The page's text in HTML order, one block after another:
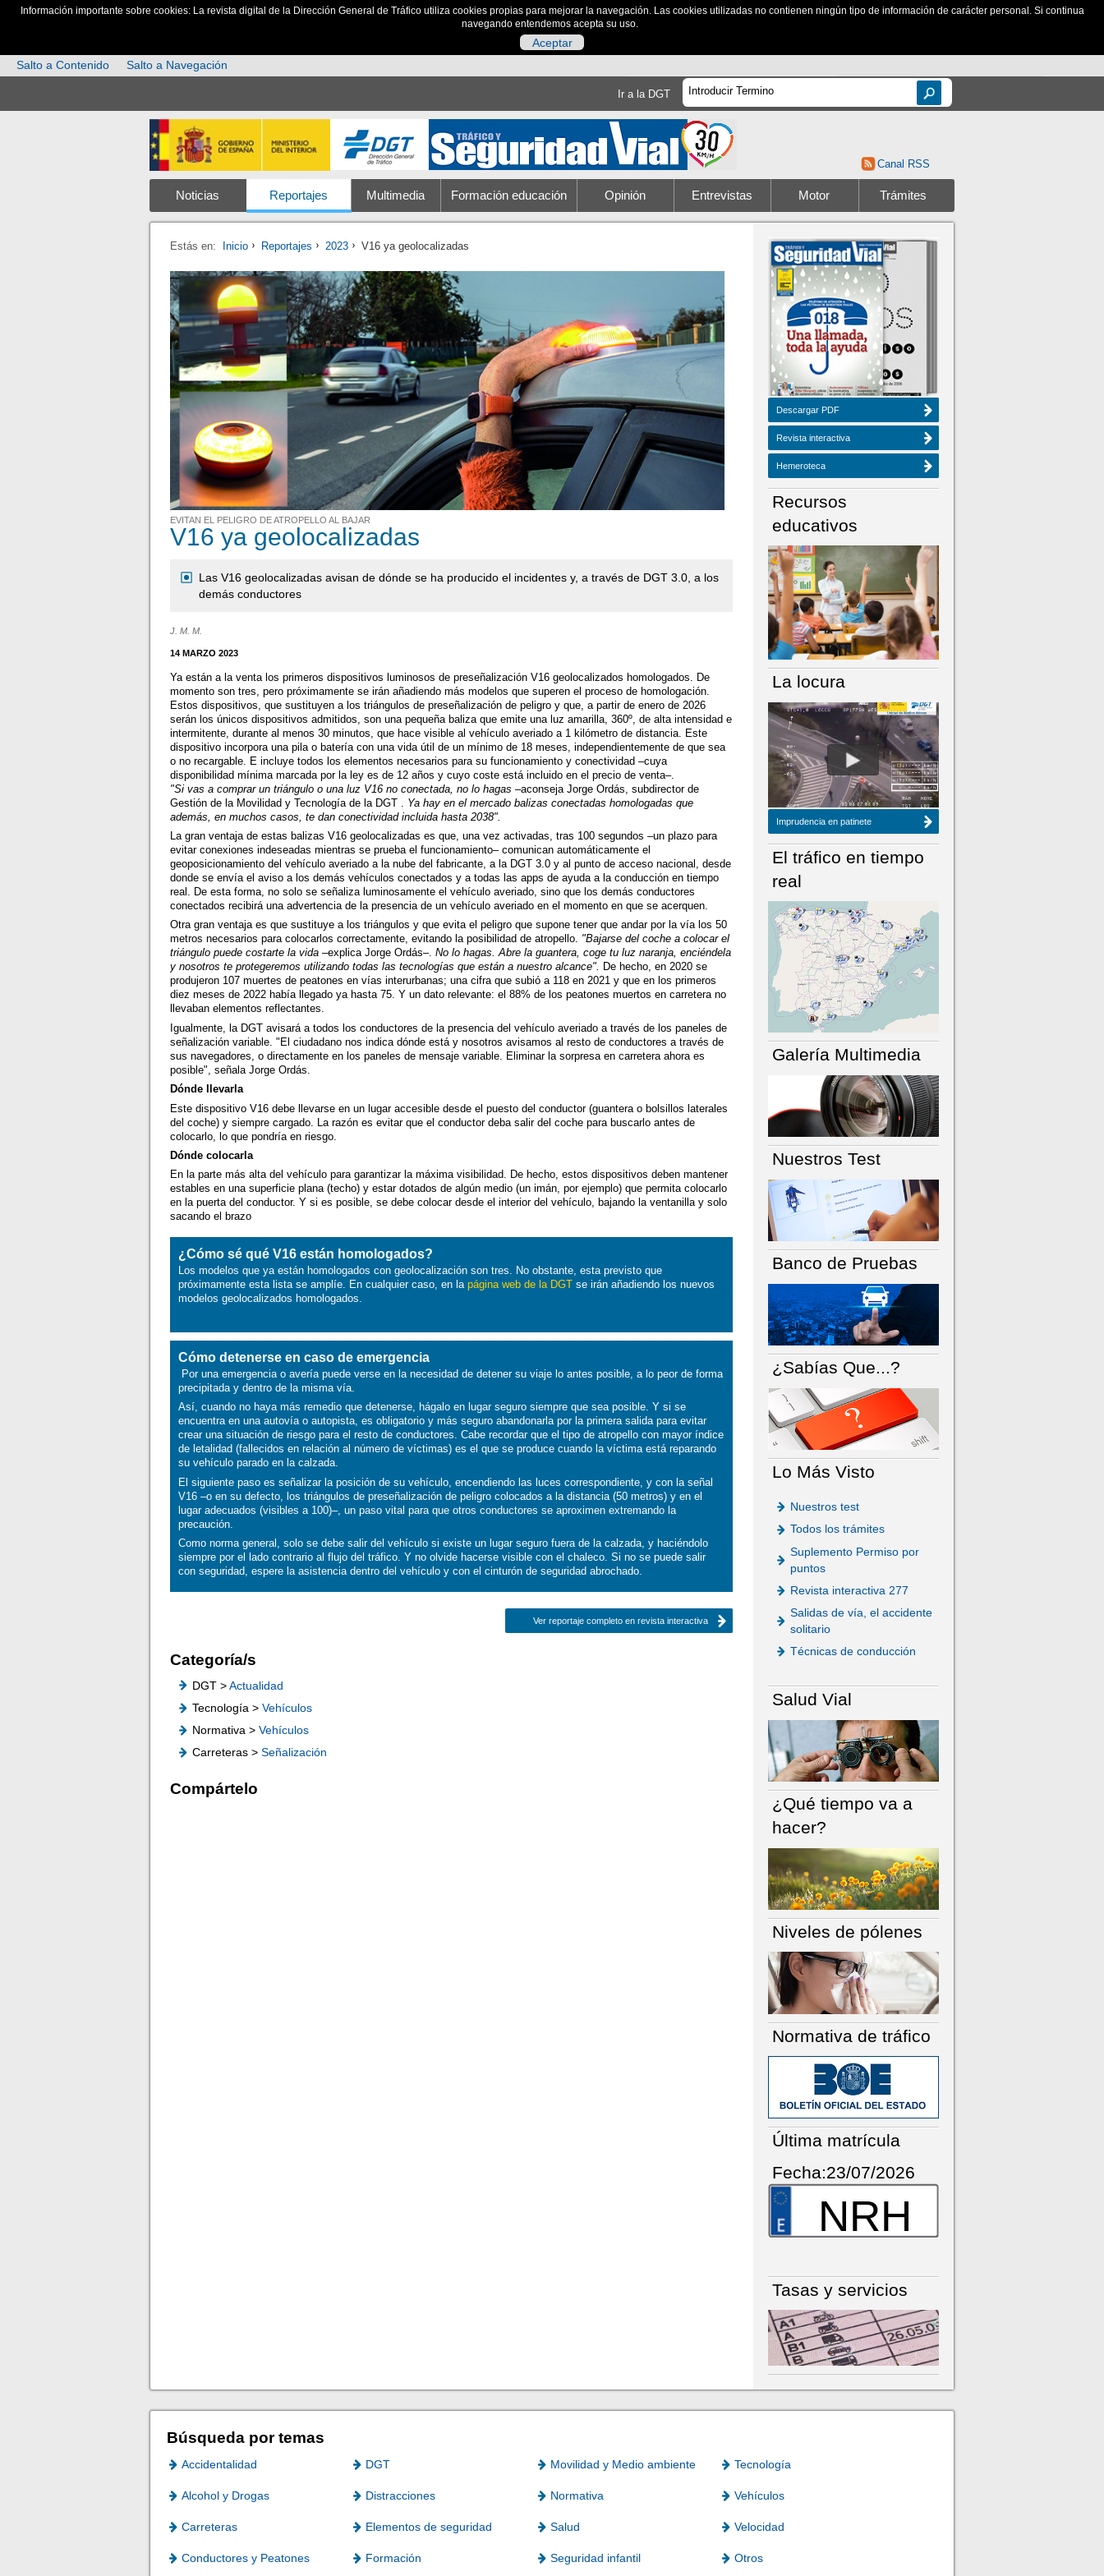
Información importante sobre cookies: La revista digital de la Dirección General de Tráfico utiliza cookies propias para mejorar la navegación. Las cookies utilizadas no contienen ningún tipo de información de carácter personal. Si continua
navegando entendemos acepta su uso.
Aceptar
Salto a Contenido
Salto a Navegación
Ir a la DGT
Canal RSS
Noticias Reportajes Multimedia Formación educación Opinión Entrevistas Motor Trámites
Estás en: Inicio Reportajes 2023 V16 ya geolocalizadas
EVITAN EL PELIGRO DE ATROPELLO AL BAJAR
V16 ya geolocalizadas
Las V16 geolocalizadas avisan de dónde se ha producido el incidentes y, a través de DGT 3.0, a los
demás conductores
J. M. M.
14 MARZO 2023
Ya están a la venta los primeros dispositivos luminosos de preseñalización V16 geolocalizados homologados. De
momento son tres, pero próximamente se irán añadiendo más modelos que superen el proceso de homologación.
Estos dispositivos, que sustituyen a los triángulos de preseñalización de peligro y que, a partir de enero de 2026
serán los únicos dispositivos admitidos, son una pequeña baliza que emite una luz amarilla, 360º, de alta intensidad e
intermitente, durante al menos 30 minutos, que hace visible al vehículo averiado a 1 kilómetro de distancia. Este
dispositivo incorpora una pila o batería con una vida útil de un mínimo de 18 meses, independientemente de que sea
o no recargable. E incluye todos los elementos necesarios para su funcionamiento y conectividad –cuya
disponibilidad mínima marcada por la ley es de 12 años y cuyo coste está incluido en el precio de venta–.
"Si vas a comprar un triángulo o una luz V16 no conectada, no lo hagas –aconseja Jorge Ordás, subdirector de
Gestión de la Movilidad y Tecnología de la DGT . Ya hay en el mercado balizas conectadas homologadas que
además, en muchos casos, te dan conectividad incluida hasta 2038".
La gran ventaja de estas balizas V16 geolocalizadas es que, una vez activadas, tras 100 segundos –un plazo para
evitar conexiones indeseadas mientras se prueba el funcionamiento– comunican automáticamente el
geoposicionamiento del vehículo averiado a la nube del fabricante, a la DGT 3.0 y al punto de acceso nacional, desde
donde se envía el aviso a los demás vehículos conectados y a todas las apps de ayuda a la conducción en tiempo
real. De esta forma, no solo se señaliza luminosamente el vehículo averiado, sino que los demás conductores
conectados recibirá una advertencia de la presencia de un vehículo averiado en el momento en que se acerquen.
Otra gran ventaja es que sustituye a los triángulos y que evita el peligro que supone tener que andar por la vía los 50
metros necesarios para colocarlos correctamente, evitando la posibilidad de atropello. "Bajarse del coche a colocar el
triángulo puede costarte la vida –explica Jorge Ordás–.No lo hagas. Abre la guantera, coge tu luz naranja, enciéndela
y nosotros te protegeremos utilizando todas las tecnologías que están a nuestro alcance". De hecho, en 2020 se
produjeron 107 muertes de peatones en vías interurbanas; una cifra que subió a 118 en 2021 y que en los primeros
diez meses de 2022 había llegado ya hasta 75. Y un dato relevante: el 88% de los peatones muertos en carretera no
llevaban elementos reflectantes.
Igualmente, la DGT avisará a todos los conductores de la presencia del vehículo averiado a través de los paneles de
señalización variable. "El ciudadano nos indica dónde está y nosotros avisamos al resto de conductores a través de
sus navegadores, o directamente en los paneles de mensaje variable. Eliminar la sorpresa en carretera ahora es
posible", señala Jorge Ordás.
Dónde llevarla
Este dispositivo V16 debe llevarse en un lugar accesible desde el puesto del conductor (guantera o bolsillos laterales
del coche) y siempre cargado. La razón es evitar que el conductor deba salir del coche para buscarlo antes de
colocarlo, lo que pondría en riesgo.
Dónde colocarla
En la parte más alta del vehículo para garantizar la máxima visibilidad. De hecho, estos dispositivos deben mantener
estables en una superficie plana (techo) y estar dotados de algún medio (un imán, por ejemplo) que permita colocarlo
en la puerta del conductor. Y si es posible, se debe colocar desde el interior del vehículo, bajando la ventanilla y solo
sacando el brazo
¿Cómo sé qué V16 están homologados?
Los modelos que ya están homologados con geolocalización son tres. No obstante, esta previsto que
próximamente esta lista se amplíe. En cualquier caso, en lapágina web de la DGT se irán añadiendo los nuevos
modelos geolocalizados homologados.
Cómo detenerse en caso de emergencia
Por una emergencia o avería puede verse en la necesidad de detener su viaje lo antes posible, a lo peor de forma
precipitada y dentro de la misma vía.
Así, cuando no haya más remedio que detenerse, hágalo en lugar seguro siempre que sea posible. Y si se
encuentra en una autovía o autopista, es obligatorio y más seguro abandonarla por la primera salida para evitar
crear una situación de riesgo para el resto de conductores. Cabe recordar que el tipo de atropello con mayor índice
de letalidad (fallecidos en relación al número de víctimas) es el que se produce cuando la víctima está reparando
su vehículo parado en la calzada.
El siguiente paso es señalizar la posición de su vehículo, encendiendo las luces correspondiente, y con la señal
V16 –o en su defecto, los triángulos de preseñalización de peligro colocados a la distancia (50 metros) y en el
lugar adecuados (visibles a 100)–, un paso vital para que otros conductores se aproximen extremando la
precaución.
Como norma general, solo se debe salir del vehículo si existe un lugar seguro fuera de la calzada, y haciéndolo
siempre por el lado contrario al flujo del tráfico. Y no olvide hacerse visible con el chaleco. Si no se puede salir
con seguridad, espere la asistencia dentro del vehículo y con el cinturón de seguridad abrochado.
Ver reportaje completo en revista interactiva
Categoría/s
DGT >Actualidad
Tecnología >Vehículos
Normativa >Vehículos
Carreteras >Señalización
Compártelo
NÚMERO ACTUAL HEMEROTECA
Descargar PDF
Revista interactiva
Hemeroteca
Recursos
educativos
La locura
Imprudencia en patinete
El tráfico en tiempo
real
Galería Multimedia
Nuestros Test
Banco de Pruebas
¿Sabías Que...?
Lo Más Visto
Nuestros test
Todos los trámites
Suplemento Permiso por
puntos
Revista interactiva 277
Salidas de vía, el accidente
solitario
Técnicas de conducción
Salud Vial
¿Qué tiempo va a
hacer?
Niveles de pólenes
Normativa de tráfico
Última matrícula
Fecha:23/07/2026
NRH
Tasas y servicios
Búsqueda por temas
Accidentalidad DGT Movilidad y Medio ambiente Tecnología
Alcohol y Drogas Distracciones Normativa Vehículos
Carreteras Elementos de seguridad Salud Velocidad
Conductores y Peatones Formación Seguridad infantil Otros